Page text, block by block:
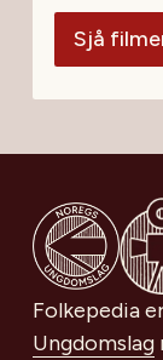
Sjå
Gå til
Folkepedia
Ungdomslag